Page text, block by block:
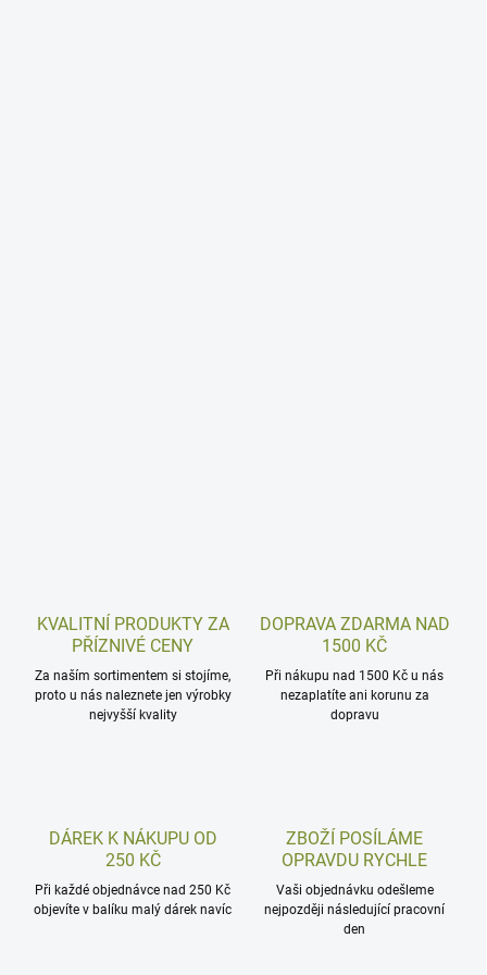
KVALITNÍ PRODUKTY ZA
PŘÍZNIVÉ CENY
Za naším sortimentem si stojíme,
proto u nás naleznete jen výrobky
nejvyšší kvality
DOPRAVA ZDARMA NAD
1500 KČ
Při nákupu nad 1500 Kč u nás
nezaplatíte ani korunu za
dopravu
DÁREK K NÁKUPU OD
250 KČ
Při každé objednávce nad 250 Kč
objevíte v balíku malý dárek navíc
ZBOŽÍ POSÍLÁME
OPRAVDU RYCHLE
Vaši objednávku odešleme
nejpozději následující pracovní
den